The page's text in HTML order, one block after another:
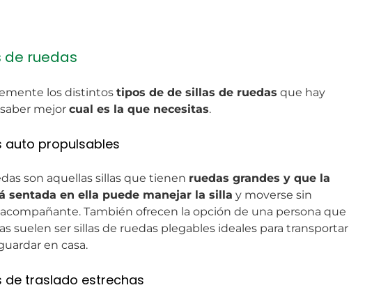
de ruedas
los distintos tipos de de sillas de ruedas que hay
mejor cual es la que necesitas.
auto propulsables
son aquellas sillas que tienen ruedas grandes y que la
sentada en ella puede manejar la silla y moverse sin
También ofrecen la opción de una persona que
suelen ser sillas de ruedas plegables ideales para transportar
en casa.
de traslado estrechas